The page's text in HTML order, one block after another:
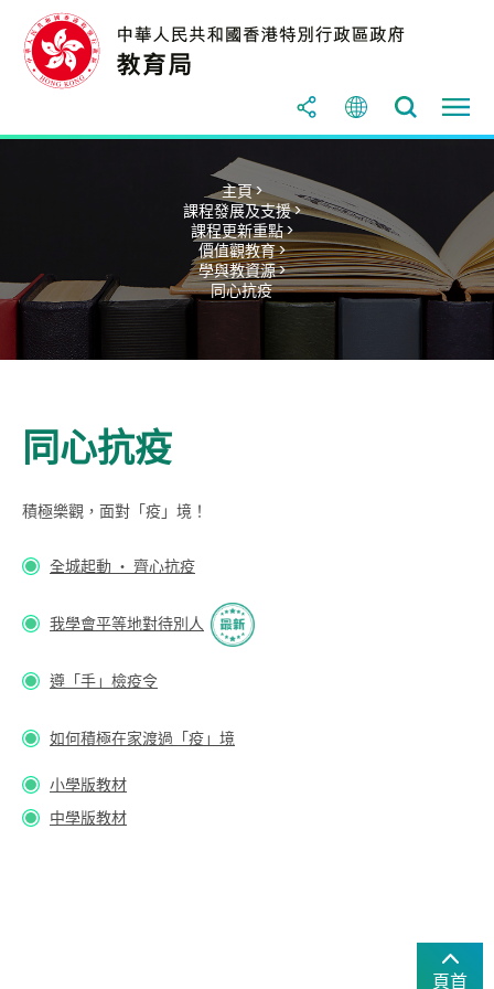
主頁 >
課程發展及支援 >
課程更新重點 >
價值觀教育 >
學與教資源 >
同心抗疫
同心抗疫
積極樂觀，面對「疫」境！
全城起動 ‧ 齊心抗疫
我學會平等地對待別人
遵「手」檢疫令
如何積極在家渡過「疫」境
小學版教材
中學版教材
頁首